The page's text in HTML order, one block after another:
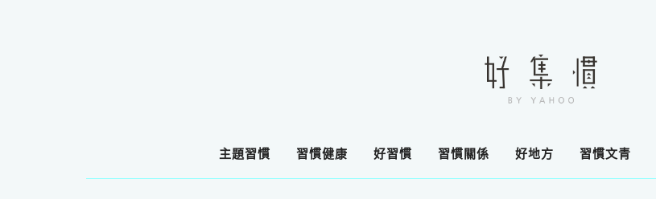
主題習慣 習慣健康 好習慣 習慣關係 好地方 習慣文青